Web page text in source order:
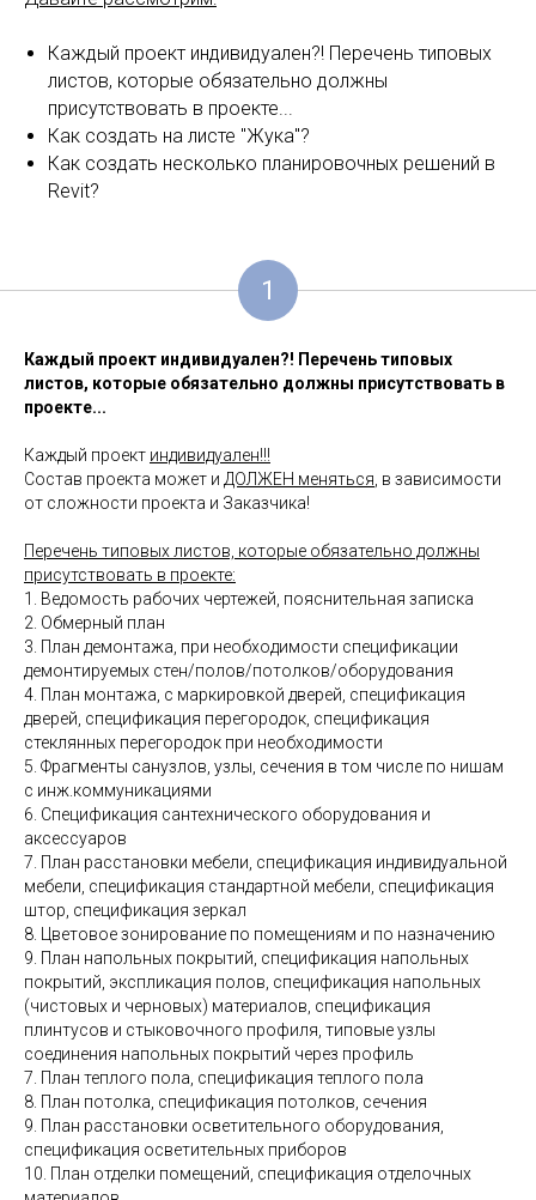
Каждый проект индивидуален?! Перечень типовых
листов, которые обязательно должны
присутствовать в проекте...
Как создать на листе "Жука"?
Как создать несколько планировочных решений в
Revit?
1
Каждый проект индивидуален?! Перечень типовых
листов, которые обязательно должны присутствовать в
проекте...
Каждый проект индивидуален!!!
Состав проекта может и ДОЛЖЕН меняться , в зависимости
от сложности проекта и Заказчика!
Перечень типовых листов, которые обязательно должны
присутствовать в проекте:
1. Ведомость рабочих чертежей, пояснительная записка
2. Обмерный план
3. План демонтажа, при необходимости спецификации
демонтируемых стен/полов/потолков/оборудования
4. План монтажа, с маркировкой дверей, спецификация
дверей, спецификация перегородок, спецификация
стеклянных перегородок при необходимости
5. Фрагменты санузлов, узлы, сечения в том числе по нишам
с инж.коммуникациями
6. Спецификация сантехнического оборудования и
аксессуаров
7. План расстановки мебели, спецификация индивидуальной
мебели, спецификация стандартной мебели, спецификация
штор, спецификация зеркал
8. Цветовое зонирование по помещениям и по назначению
9. План напольных покрытий, спецификация напольных
покрытий, экспликация полов, спецификация напольных
(чистовых и черновых) материалов, спецификация
плинтусов и стыковочного профиля, типовые узлы
соединения напольных покрытий через профиль
7. План теплого пола, спецификация теплого пола
8. План потолка, спецификация потолков, сечения
9. План расстановки осветительного оборудования,
спецификация осветительных приборов
10. План отделки помещений, спецификация отделочных